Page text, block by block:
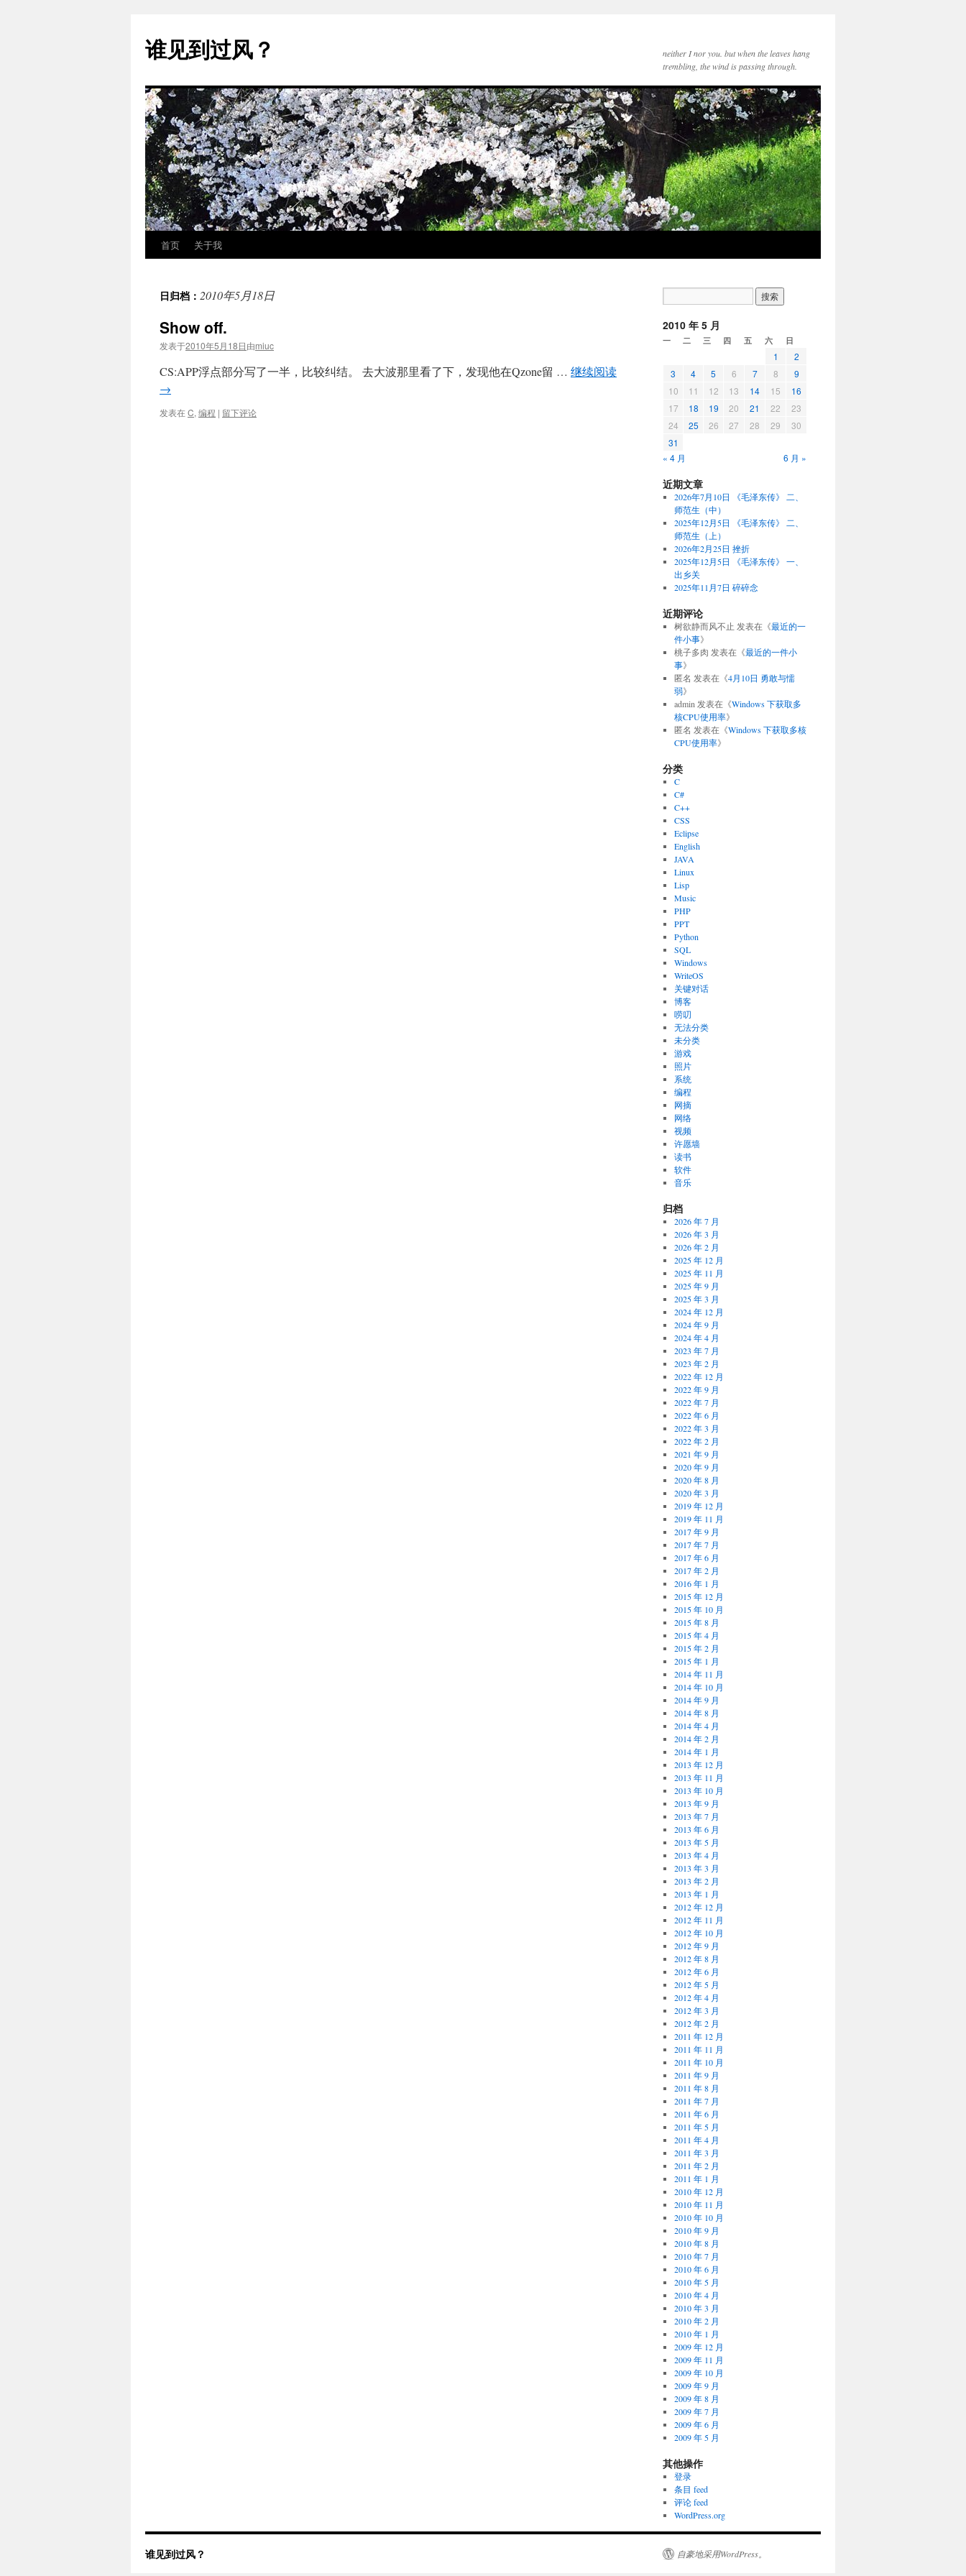
正
文
谁见到过风？
neither I nor you. but when the leaves hang
trembling, the wind is passing through.
首页 关于我
日归档： 2010年5月18日
Show off.
发表于2010年5月18日由miuc
CS:APP浮点部分写了一半，比较纠结。 去大波那里看了下，发现他在Qzone留 … 继续阅读
→
发表在C, 编程 | 留下评论
2010 年 5 月
一 二 三 四 五 六 日
1
2
3
4 5 6 7 8
9
10
11 12 13 14 15
16
17
18 19 20 21 22
23
24
25 26 27 28 29
30
31
« 4 月
6 月 »
近期文章
2026年7月10日 《毛泽东传》 二、
师范生（中）
2025年12月5日 《毛泽东传》 二、
师范生（上）
2026年2月25日 挫折
2025年12月5日 《毛泽东传》 一、
出乡关
2025年11月7日 碎碎念
近期评论
树欲静而风不止 发表在《最近的一
件小事》
桃子多肉 发表在《最近的一件小
事》
匿名 发表在《4月10日 勇敢与懦
弱》
admin 发表在《Windows 下获取多
核CPU使用率》
匿名 发表在《Windows 下获取多核
CPU使用率》
分类
C
C#
C++
CSS
Eclipse
English
JAVA
Linux
Lisp
Music
PHP
PPT
Python
SQL
Windows
WriteOS
关键对话
博客
唠叨
无法分类
未分类
游戏
照片
系统
编程
网摘
网络
视频
许愿墙
读书
软件
音乐
归档
2026 年 7 月
2026 年 3 月
2026 年 2 月
2025 年 12 月
2025 年 11 月
2025 年 9 月
2025 年 3 月
2024 年 12 月
2024 年 9 月
2024 年 4 月
2023 年 7 月
2023 年 2 月
2022 年 12 月
2022 年 9 月
2022 年 7 月
2022 年 6 月
2022 年 3 月
2022 年 2 月
2021 年 9 月
2020 年 9 月
2020 年 8 月
2020 年 3 月
2019 年 12 月
2019 年 11 月
2017 年 9 月
2017 年 7 月
2017 年 6 月
2017 年 2 月
2016 年 1 月
2015 年 12 月
2015 年 10 月
2015 年 8 月
2015 年 4 月
2015 年 2 月
2015 年 1 月
2014 年 11 月
2014 年 10 月
2014 年 9 月
2014 年 8 月
2014 年 4 月
2014 年 2 月
2014 年 1 月
2013 年 12 月
2013 年 11 月
2013 年 10 月
2013 年 9 月
2013 年 7 月
2013 年 6 月
2013 年 5 月
2013 年 4 月
2013 年 3 月
2013 年 2 月
2013 年 1 月
2012 年 12 月
2012 年 11 月
2012 年 10 月
2012 年 9 月
2012 年 8 月
2012 年 6 月
2012 年 5 月
2012 年 4 月
2012 年 3 月
2012 年 2 月
2011 年 12 月
2011 年 11 月
2011 年 10 月
2011 年 9 月
2011 年 8 月
2011 年 7 月
2011 年 6 月
2011 年 5 月
2011 年 4 月
2011 年 3 月
2011 年 2 月
2011 年 1 月
2010 年 12 月
2010 年 11 月
2010 年 10 月
2010 年 9 月
2010 年 8 月
2010 年 7 月
2010 年 6 月
2010 年 5 月
2010 年 4 月
2010 年 3 月
2010 年 2 月
2010 年 1 月
2009 年 12 月
2009 年 11 月
2009 年 10 月
2009 年 9 月
2009 年 8 月
2009 年 7 月
2009 年 6 月
2009 年 5 月
其他操作
登录
条目 feed
评论 feed
WordPress.org
谁见到过风？ 自豪地采用WordPress。